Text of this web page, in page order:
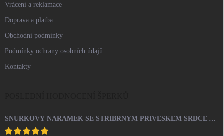
Vrácení a reklamace
Doprava a platba
Obchodní podmínky
Podmínky ochrany osobních údajů
Kontakty
ŠŇŮRKOVÝ NÁRAMEK SE STŘÍBRNÝM PŘÍVĚSKEM SRDCE A KRYSTALY SWAROVSKI CRYSTAL (STŘÍBRO 925/1000)